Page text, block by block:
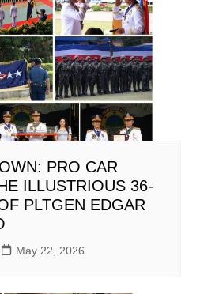
PRO CAR
ILLUSTRIOUS 36-
PLTGEN EDGAR
May 22, 2026